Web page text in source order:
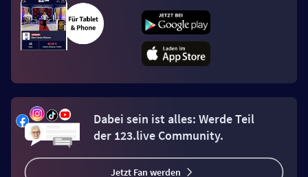
Dabei sein ist alles: Werde Teil
der 123.live Community.
Jetzt Fan werden